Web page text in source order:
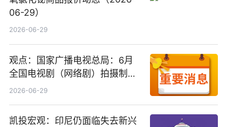
06-29）
2026-06-29
观点：国家广播电视总局：6月
全国电视剧（网络剧）拍摄制作
备案公示剧目197部
2026-06-29
凯投宏观：印尼仍面临失去新兴